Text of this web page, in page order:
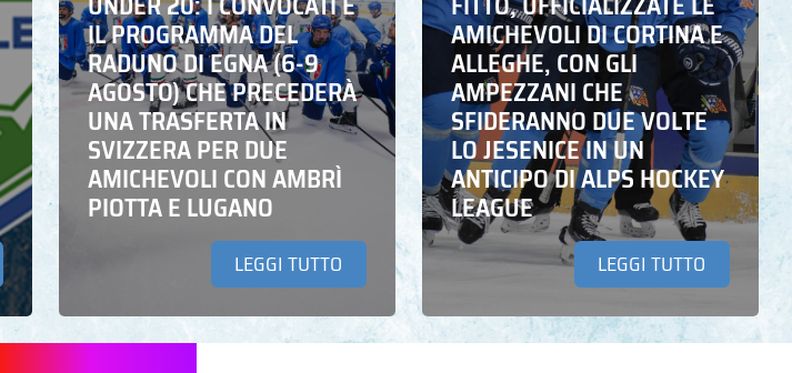
IL PROGRAMMA DEL
RADUNO DI EGNA (6-9
AGOSTO) CHE PRECEDERÀ
UNA TRASFERTA IN
SVIZZERA PER DUE
AMICHEVOLI CON AMBRÌ
PIOTTA E LUGANO
LEGGI TUTTO
AMICHEVOLI DI CORTINA E
ALLEGHE, CON GLI
AMPEZZANI CHE
SFIDERANNO DUE VOLTE
LO JESENICE IN UN
ANTICIPO DI ALPS HOCKEY
LEAGUE
LEGGI TUTTO